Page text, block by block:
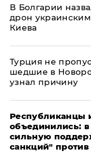
В Болгарии
дрон
Киева
Турция не
шедшие в
узнал причину
Республиканцы
объединились: в
сильную
санкций" против